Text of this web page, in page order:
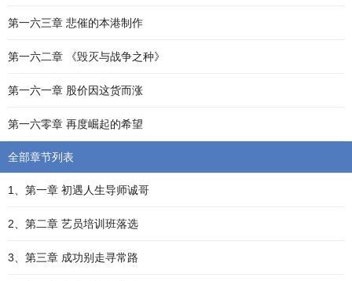
第一六三章 悲催的本港制作
第一六二章 《毁灭与战争之种》
第一六一章 股价因这货而涨
第一六零章 再度崛起的希望
全部章节列表
1、第一章 初遇人生导师诚哥
2、第二章 艺员培训班落选
3、第三章 成功别走寻常路